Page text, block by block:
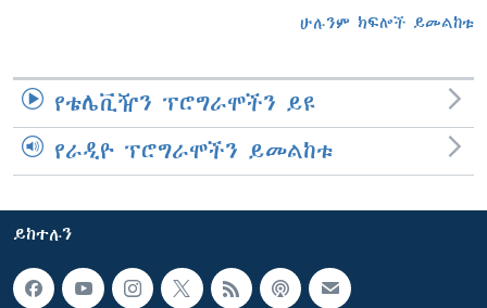
ሁሉንም ክፍሎች ይመልከቱ
የቴሌቪዥን ፕሮግራሞችን ይዩ
የራዲዮ ፕሮግራሞችን ይመልከቱ
ይከተሉን